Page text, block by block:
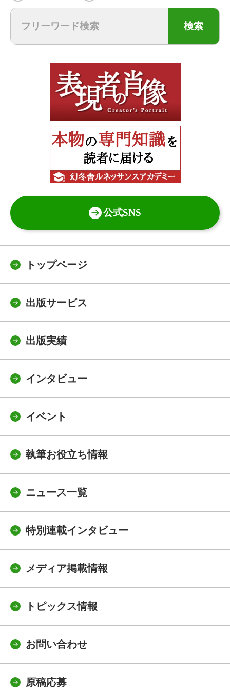
検索
公式SNS
トップページ
出版サービス
出版実績
インタビュー
イベント
執筆お役立ち情報
ニュース一覧
特別連載インタビュー
メディア掲載情報
トピックス情報
お問い合わせ
原稿応募